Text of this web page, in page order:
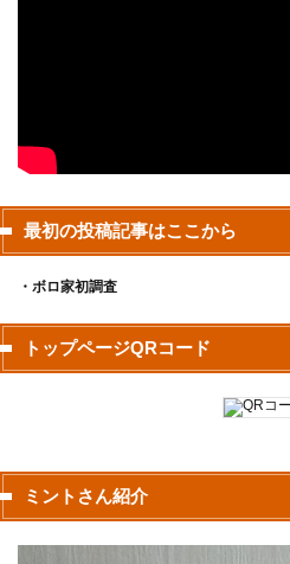
最初の投稿記事はここから
・ボロ家初調査
トップページQRコード
ミントさん紹介